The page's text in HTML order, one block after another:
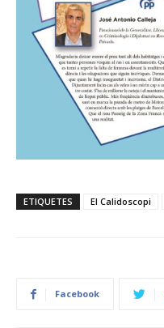
ETIQUETES El Calidoscopi
Facebook